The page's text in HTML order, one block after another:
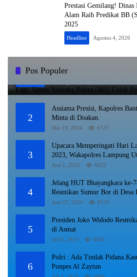
Prestasi Gemilang! Dinas
Alam Raih Predikat BB
2025
Headline Agustus 4, 2026
Pos Populer
1
Sabu
2
Assiama Presisi, Kapolres
Minta di Doakan.
Mei 19, 2024 6723
3
Upacara Memperingati Hari
2023, Wakapolres Lampung
Kepala BPIP RI.
Juni 1, 2023 6632
4
Jelang HUT Bhayangkara ke-
Resmikan Sumur Bor di Desa
Juni 25, 2024 6153
5
Presiden Joko Widodo
di Asmat
Juli 6, 2023 6056
6
Polri : Ada Tindak Pidana
Ponpes Al Zaytun